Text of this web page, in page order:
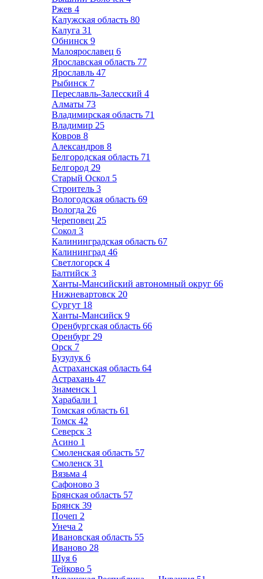
Ржев 4
Калужская область 80
Калуга 31
Обнинск 9
Малоярославец 6
Ярославская область 77
Ярославль 47
Рыбинск 7
Переславль-Залесский 4
Алматы 73
Владимирская область 71
Владимир 25
Ковров 8
Александров 8
Белгородская область 71
Белгород 29
Старый Оскол 5
Строитель 3
Вологодская область 69
Вологда 26
Череповец 25
Сокол 3
Калининградская область 67
Калининград 46
Светлогорск 4
Балтийск 3
Ханты-Мансийский автономный округ 66
Нижневартовск 20
Сургут 18
Ханты-Мансийск 9
Оренбургская область 66
Оренбург 29
Орск 7
Бузулук 6
Астраханская область 64
Астрахань 47
Знаменск 1
Харабали 1
Томская область 61
Томск 42
Северск 3
Асино 1
Смоленская область 57
Смоленск 31
Вязьма 4
Сафоново 3
Брянская область 57
Брянск 39
Почеп 2
Унеча 2
Ивановская область 55
Иваново 28
Шуя 6
Тейково 5